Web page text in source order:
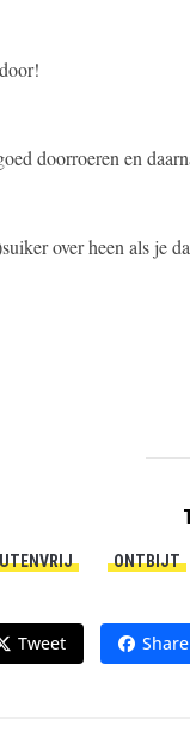
doorroeren en
over heen als je
ONTBIJT
Tweet Share